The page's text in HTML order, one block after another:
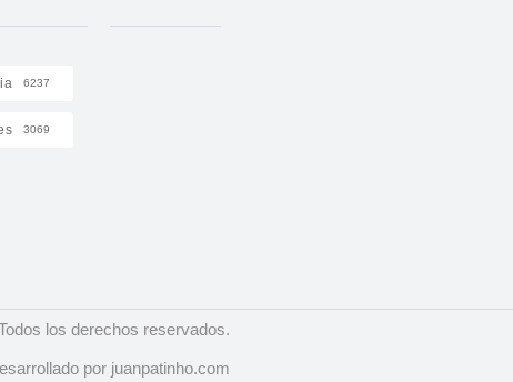
6237
3069
los derechos reservados.
por juanpatinho.com